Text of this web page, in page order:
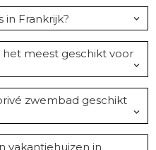
in Frankrijk?
in Frankrijk hangt af van
type woning. In Zuid-
hoger in het
met privé zwembad.
het meest geschikt voor
andere de Dordogne en
is ideaal voor wie
terwijl Lot-et-Garonne
zwembad geschikt
een vakantiehuis met
ruimte, privacy en
vakantiehuizen in